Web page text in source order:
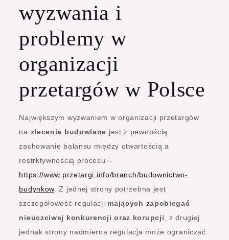
wyzwania i
problemy w
organizacji
przetargów w Polsce
Największym wyzwaniem w organizacji przetargów
na zlecenia budowlane jest z pewnością
zachowanie balansu między otwartością a
restrktywnością procesu –
https://www.przetargi.info/branch/budownictwo-
budynkow. Z jednej strony potrzebna jest
szczegółowość regulacji mających zapobiegać
nieuczciwej konkurencji oraz korupcji, z drugiej
jednak strony nadmierna regulacja może ograniczać